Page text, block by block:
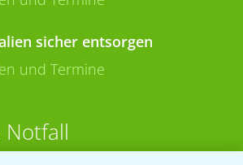
sicher entsorgen
und Termine
Notfall